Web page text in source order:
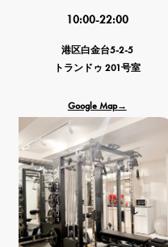
10:00-22:00
港区白金台5-2-5
トランドゥ 201号室
Google Map→